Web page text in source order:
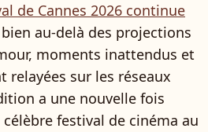
de Cannes 2026 continue
bien au-delà des projections
moments inattendus et
relayées sur les réseaux
a une nouvelle fois
festival de cinéma au